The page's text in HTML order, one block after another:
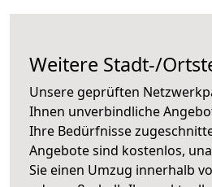
Weitere Stadt-/
Unsere geprüften
Ihnen unverbindliche
Ihre Bedürfnisse
Angebote sind kostenlos,
Sie einen Umzug innerhalb